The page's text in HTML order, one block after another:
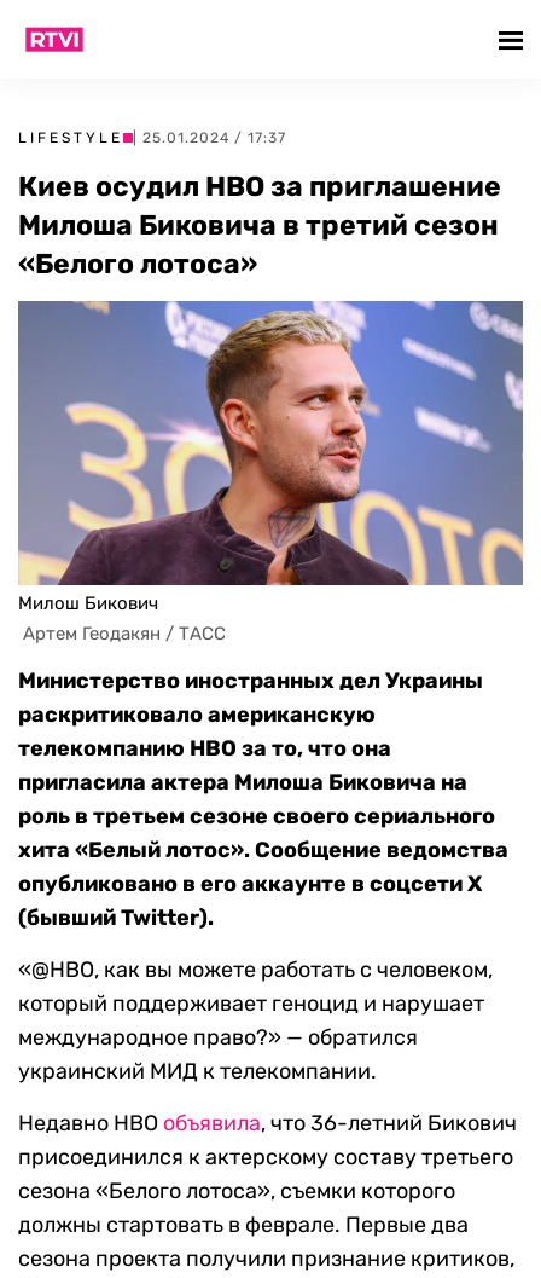
LIFESTYLE | 25.01.2024 / 17:37
Киев осудил НВО за приглашение
Милоша Биковича в третий сезон
«Белого лотоса»
Милош Бикович
Артем Геодакян / ТАСС
Министерство иностранных дел Украины
раскритиковало американскую
телекомпанию HBO за то, что она
пригласила актера Милоша Биковича на
роль в третьем сезоне своего сериального
хита «Белый лотос». Сообщение ведомства
опубликовано в его аккаунте в соцсети Х
(бывший Twitter).
«@HBO, как вы можете работать с человеком,
который поддерживает геноцид и нарушает
международное право?» — обратился
украинский МИД к телекомпании.
Недавно HBO объявила, что 36-летний Бикович
присоединился к актерскому составу третьего
сезона «Белого лотоса», съемки которого
должны стартовать в феврале. Первые два
сезона проекта получили признание критиков,